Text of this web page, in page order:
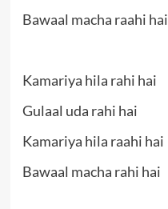
Bawaal macha raahi hai
Kamariya hila rahi hai
Gulaal uda rahi hai
Kamariya hila raahi hai
Bawaal macha rahi hai